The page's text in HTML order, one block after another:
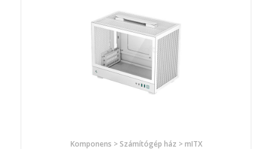
Komponens > Számítógép ház > mITX